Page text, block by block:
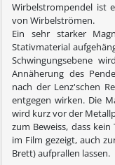
Wirbelstrompendel ist
von Wirbelströmen.
Ein sehr starker
Stativmaterial
Schwingungsebene
Annäherung des
nach der Lenz'schen
entgegen wirken. Die
wird kurz vor der
zum Beweiss, dass
im Film gezeigt, auch
Brett) aufprallen lassen.